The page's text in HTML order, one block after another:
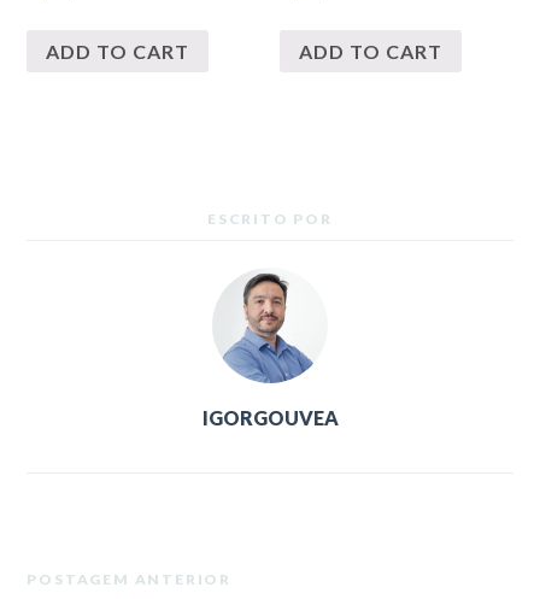
ADD TO CART ADD TO CART
ESCRITO POR
IGORGOUVEA
POSTAGEM ANTERIOR